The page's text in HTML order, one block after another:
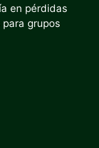
en pérdidas
grupos